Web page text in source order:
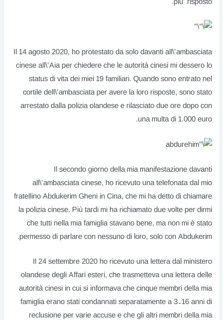
Il 14 agosto 2020, ho protestato da solo davanti all\’ambasciata
cinese all\’Aia per chiedere che le autorità cinesi mi dessero lo
status di vita dei miei 19 familiari. Quando sono entrato nel
cortile dell\’ambasciata per avere la loro risposte, sono stato
arrestato dalla polizia olandese e rilasciato due ore dopo con
una multa di 1.000 euro.
Il secondo giorno della mia manifestazione davanti
all\’ambasciata cinese, ho ricevuto una telefonata dal mio
fratellino Abdukerim Gheni in Cina, che mi ha detto di chiamare
la polizia cinese. Più tardi mi ha richiamato due volte per dirmi
che tutti nella mia famiglia stavano bene, ma non mi è stato
permesso di parlare con nessuno di loro, solo con Abdukerim.
Il 24 settembre 2020 ho ricevuto una lettera dal ministero
olandese degli Affari esteri, che trasmetteva una lettera delle
autorità cinesi in cui si informava che cinque membri della mia
famiglia erano stati condannati separatamente a 3-16 anni di
reclusione per varie accuse e che gli altri membri della mia